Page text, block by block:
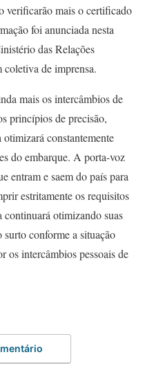
verificarão mais o certificado
foi anunciada nesta
das Relações
de imprensa.
mais os intercâmbios de
princípios de precisão,
constantemente
do embarque. A porta-voz
entram e saem do país para
estritamente os requisitos
otimizando suas
conforme a situação
os intercâmbios pessoais de